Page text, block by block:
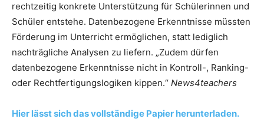
rechtzeitig konkrete Unterstützung für Schülerinnen und
Schüler entstehe. Datenbezogene Erkenntnisse müssten
Förderung im Unterricht ermöglichen, statt lediglich
nachträgliche Analysen zu liefern. „Zudem dürfen
datenbezogene Erkenntnisse nicht in Kontroll-, Ranking-
oder Rechtfertigungslogiken kippen.“ News4teachers
Hier lässt sich das vollständige Papier herunterladen.